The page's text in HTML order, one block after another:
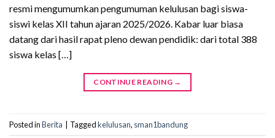
resmi mengumumkan pengumuman kelulusan bagi siswa-
siswi kelas XII tahun ajaran 2025/2026. Kabar luar biasa
datang dari hasil rapat pleno dewan pendidik: dari total 388
siswa kelas […]
CONTINUE READING →
Posted inBerita Taggedkelulusan, sman1bandung